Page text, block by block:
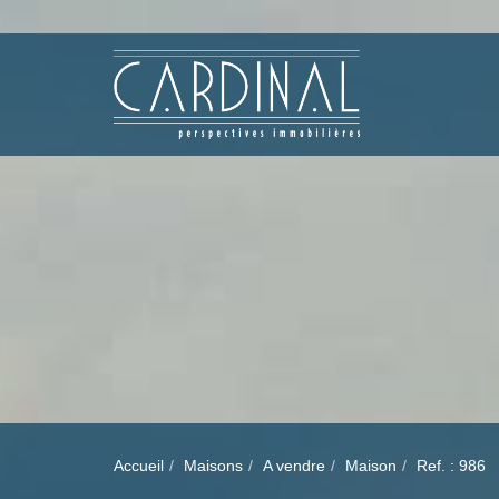
Accueil Maisons A vendre Maison Ref. : 986